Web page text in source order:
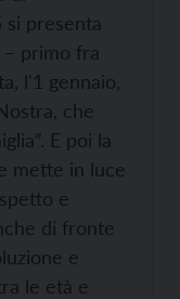
si presenta
– primo fra
l'1 gennaio,
che
E poi la
mette in luce
e
di fronte
e
le età e